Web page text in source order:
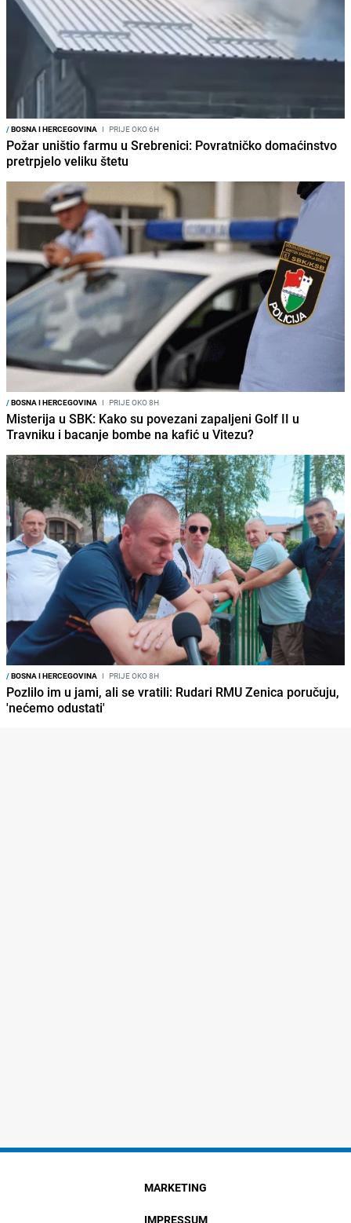
/BOSNA I HERCEGOVINA I PRIJE OKO 6H
Požar uništio farmu u Srebrenici: Povratničko domaćinstvo
pretrpjelo veliku štetu
/BOSNA I HERCEGOVINA I PRIJE OKO 8H
Misterija u SBK: Kako su povezani zapaljeni Golf II u
Travniku i bacanje bombe na kafić u Vitezu?
/BOSNA I HERCEGOVINA I PRIJE OKO 8H
Pozlilo im u jami, ali se vratili: Rudari RMU Zenica poručuju,
'nećemo odustati'
MARKETING
IMPRESSUM